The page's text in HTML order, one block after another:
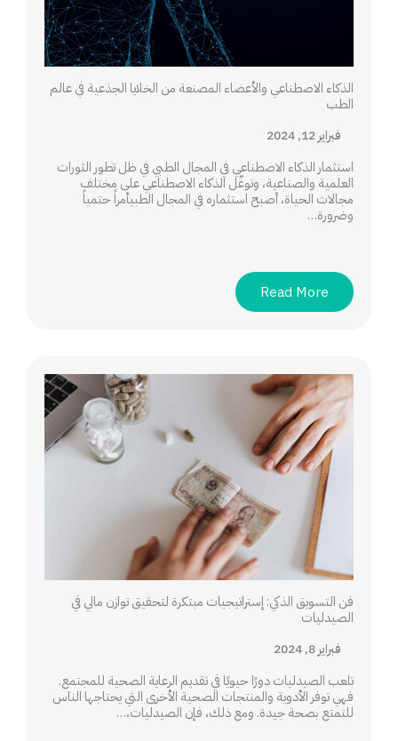
الذكاء الاصطناعي والأعضاء المصنعة من الخلايا الجذعية في عالم
الطب
فبراير 12, 2024
استثمار الذكاء الاصطناعي في المجال الطبي في ظل تطور الثورات
العلمية والصناعية، وتوغّل الذكاء الاصطناعي على مختلف
مجالات الحياة، أصبح استثماره في المجال الطبيأمراً حتمياً
وضرورة…
Read More
فن التسويق الذكي: إستراتيجيات مبتكرة لتحقيق توازن مالي في
الصيدليات
فبراير 8, 2024
تلعب الصيدليات دورًا حيويًا في تقديم الرعاية الصحية للمجتمع.
فهي توفر الأدوية والمنتجات الصحية الأخرى التي يحتاجها الناس
للتمتع بصحة جيدة. ومع ذلك، فإن الصيدليات،…